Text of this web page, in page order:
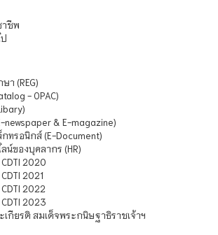
าชีพ
า (REG)
- OPAC)
newspaper & E-magazine)
ทรอนิกส์ (E-Document)
น์ของบุคลากร (HR)
2020
2021
2022
2023
เกียรติ สมเด็จพระกนิษฐาธิราชเจ้าฯ